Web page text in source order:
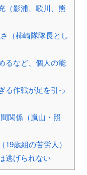
（影浦、歌川、熊
（柿崎隊隊長とし
るなど、個人の能
る作戦が足を引っ
関係（嵐山・照
歳組の苦労人）
逃げられない